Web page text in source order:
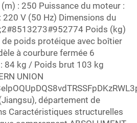
: 250 Puissance du moteur :
V (50 Hz) Dimensions du
13273#952774 Poids (kg)
poids protéique avec boîtier
à courbure fermée 6
84 kg / Poids brut 103 kg
UNION
département de
Caractéristiques structurelles